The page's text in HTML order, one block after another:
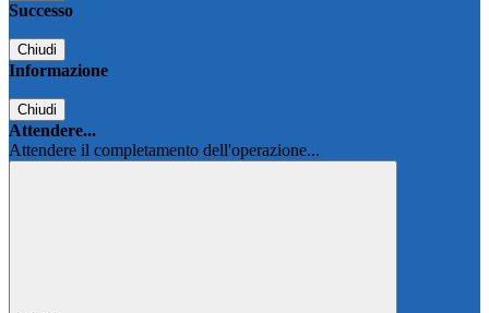
Successo
Chiudi
Informazione
Chiudi
Attendere...
Attendere il completamento dell'operazione...